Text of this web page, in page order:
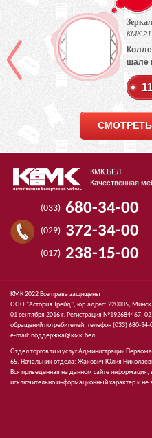
КМК
шале
КМК.БЕЛ
Качественная
(033) 680-34-00
(029) 372-34-00
(017) 238-15-00
КМК 2022 Все права защищены
ООО "Астория Трейд", юр.адрес: 220005, Минск,
01 сентября 2016 г. Регистрация №192684467,
обращений потребителей, телефон(033)680-34-
e-mail: поддержка@кмк.бел.
Отдел торговли и услуг Администрации
65, Начальник отдела: Жакович Юлия
Вся приведенная на данном сайте
исключительно информационный характер и не